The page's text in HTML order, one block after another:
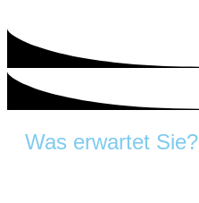
Was erwartet Sie?